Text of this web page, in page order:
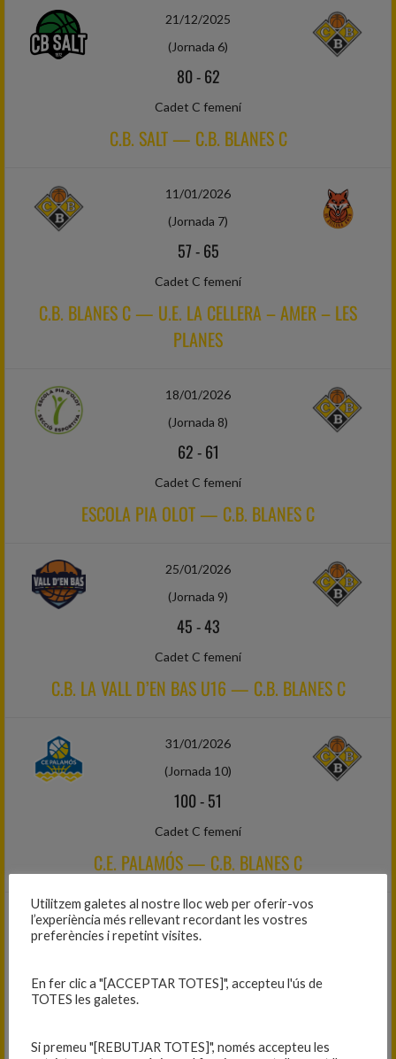
21/12/2025
(Jornada 6)
80-62
Cadet C femení
C.B. SALT — C.B. BLANES C
11/01/2026
(Jornada 7)
57-65
Cadet C femení
C.B. BLANES C — U.E. LA CELLERA – AMER – LES
PLANES
18/01/2026
(Jornada 8)
62-61
Cadet C femení
ESCOLA PIA OLOT — C.B. BLANES C
25/01/2026
(Jornada 9)
45-43
Cadet C femení
C.B. LA VALL D’EN BAS U16 — C.B. BLANES C
31/01/2026
(Jornada 10)
100-51
Cadet C femení
C.E. PALAMÓS — C.B. BLANES C
08/02/2026
(Jornada 11)
69-46
C.B. BLANES C — C.B. CAMPDEVÀNOL
Utilitzem galetes al nostre lloc web per oferir-vos
l’experiència més rellevant recordant les vostres
preferències i repetint visites.
En fer clic a "[ACCEPTAR TOTES]", accepteu l'ús de
TOTES les galetes.
Si premeu "[REBUTJAR TOTES]", només accepteu les